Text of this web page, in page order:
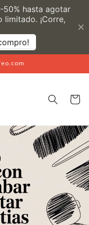
Carrito